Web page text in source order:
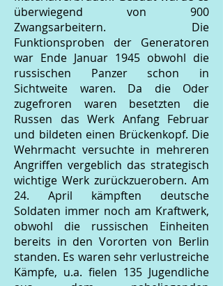
überwiegend von 900
Zwangsarbeitern. Die
Funktionsproben der Generatoren
war Ende Januar 1945 obwohl die
russischen Panzer schon in
Sichtweite waren. Da die Oder
zugefroren waren besetzten die
Russen das Werk Anfang Februar
und bildeten einen Brückenkopf. Die
Wehrmacht versuchte in mehreren
Angriffen vergeblich das strategisch
wichtige Werk zurückzuerobern. Am
24. April kämpften deutsche
Soldaten immer noch am Kraftwerk,
obwohl die russischen Einheiten
bereits in den Vororten von Berlin
standen. Es waren sehr verlustreiche
Kämpfe, u.a. fielen 135 Jugendliche